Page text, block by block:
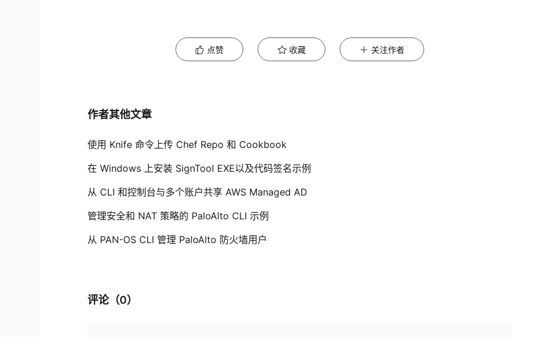
点赞 收藏 关注作者
作者其他文章
使用 Knife 命令上传 Chef Repo 和 Cookbook
在 Windows 上安装 SignTool EXE以及代码签名示例
从 CLI 和控制台与多个账户共享 AWS Managed AD
管理安全和 NAT 策略的 PaloAlto CLI 示例
从 PAN-OS CLI 管理 PaloAlto 防火墙用户
评论（0）